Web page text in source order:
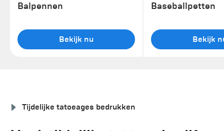
Balpennen
Bekijk nu
Baseballpetten
Bekijk
Tijdelijke tatoeages bedrukken